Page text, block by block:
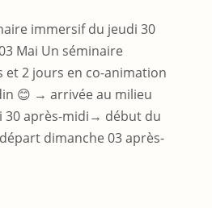
immersif du jeudi 30
Mai Un séminaire
et 2 jours en co-animation
😊 → arrivée au milieu
30 après-midi→ début du
dimanche 03 après-